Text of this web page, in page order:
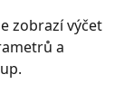
zobrazí výčet
a